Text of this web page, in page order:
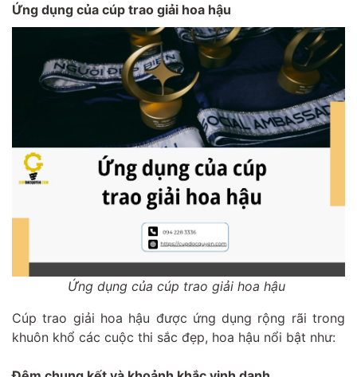
Ứng dụng của cúp trao giải hoa hậu
Ứng dụng của cúp trao giải hoa hậu
Cúp trao giải hoa hậu được ứng dụng rộng rãi trong
khuôn khổ các cuộc thi sắc đẹp, hoa hậu nổi bật như: